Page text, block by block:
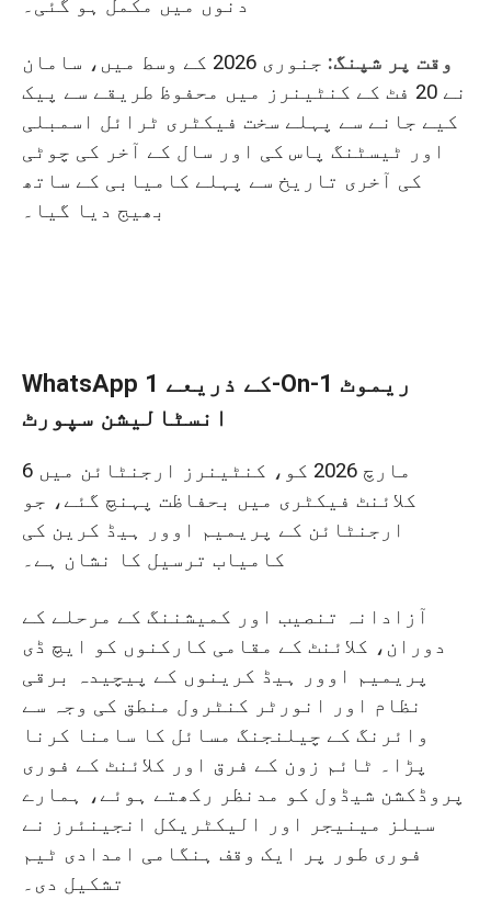
وقت پر شپنگ:
جنوری 2026 کے وسط میں، سامان
نے 20 فٹ کے کنٹینرز میں محفوظ طریقے سے پیک
کیے جانے سے پہلے سخت فیکٹری ٹرائل اسمبلی
اور ٹیسٹنگ پاس کی اور سال کے آخر کی چوٹی
کی آخری تاریخ سے پہلے کامیابی کے ساتھ
بھیج دیا گیا۔
WhatsApp کے ذریعے 1-On-1 ریموٹ
انسٹالیشن سپورٹ
6 مارچ 2026 کو، کنٹینرز ارجنٹائن میں
کلائنٹ فیکٹری میں بحفاظت پہنچ گئے، جو
ارجنٹائن کے پریمیم اوور ہیڈ کرین کی
کامیاب ترسیل کا نشان ہے۔
آزادانہ تنصیب اور کمیشننگ کے مرحلے کے
دوران، کلائنٹ کے مقامی کارکنوں کو ایچ ڈی
پریمیم اوور ہیڈ کرینوں کے پیچیدہ برقی
نظام اور انورٹر کنٹرول منطق کی وجہ سے
وائرنگ کے چیلنجنگ مسائل کا سامنا کرنا
پڑا۔ ٹائم زون کے فرق اور کلائنٹ کے فوری
پروڈکشن شیڈول کو مدنظر رکھتے ہوئے، ہمارے
سیلز مینیجر اور الیکٹریکل انجینئرز نے
فوری طور پر ایک وقف ہنگامی امدادی ٹیم
تشکیل دی۔